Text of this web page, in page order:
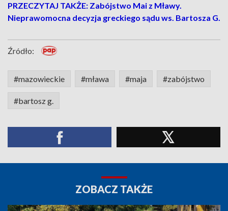
PRZECZYTAJ TAKŻE: Zabójstwo Mai z Mławy.
Nieprawomocna decyzja greckiego sądu ws. Bartosza G.
Źródło:
#mazowieckie #mława #maja #zabójstwo
#bartosz g.
ZOBACZ TAKŻE